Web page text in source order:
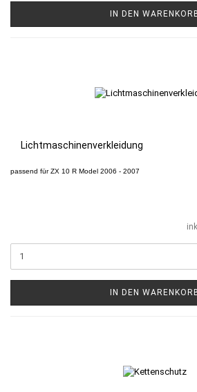
IN DEN
Lichtmaschinenverkleidung
passend fürZX 10 R Model 2006 - 2007
IN DEN